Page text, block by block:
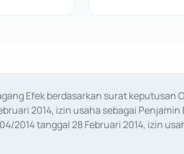
Efek berdasarkan surat keputusan
2014, izin usaha sebagai
2014 tanggal 28 Februari 2014, izin